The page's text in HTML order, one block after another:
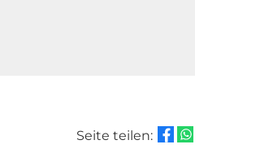
Seite teilen: